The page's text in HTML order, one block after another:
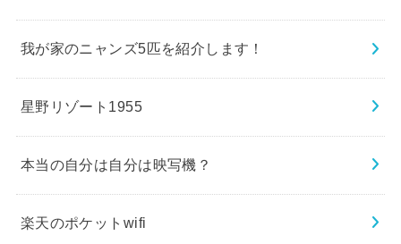
我が家のニャンズ5匹を紹介します！
星野リゾート1955
本当の自分は自分は映写機？
楽天のポケットwifi